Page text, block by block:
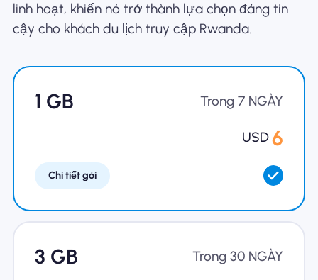
Giới thiệu về eSIM
linh hoạt, khiến nó trở thành lựa chọn đáng tin
cậy cho khách du lịch truy cập Rwanda.
1 GB Trong 7 NGÀY
USD 6
Chi tiết gói
3 GB Trong 30 NGÀY